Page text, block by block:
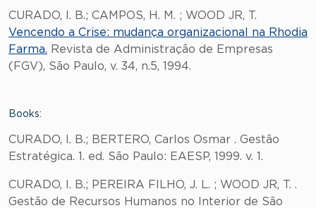
CURADO, I. B.; CAMPOS, H. M. ; WOOD JR, T.
Vencendo a Crise: mudança organizacional na Rhodia
Farma. Revista de Administração de Empresas
(FGV), São Paulo, v. 34, n.5, 1994.
Books:
CURADO, I. B.; BERTERO, Carlos Osmar . Gestão
Estratégica. 1. ed. São Paulo: EAESP, 1999. v. 1.
CURADO, I. B.; PEREIRA FILHO, J. L. ; WOOD JR, T. .
Gestão de Recursos Humanos no Interior de São